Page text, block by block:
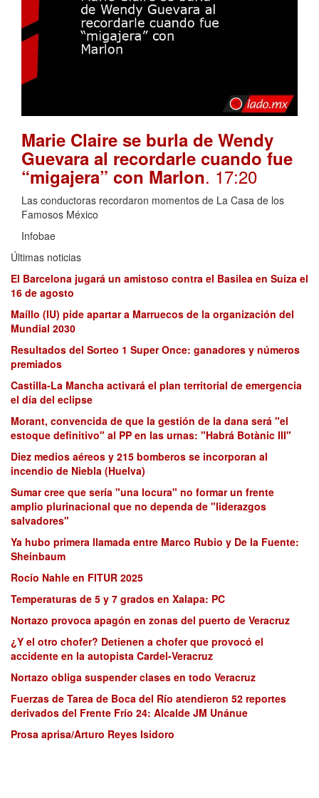
Marie Claire se burla de Wendy
Guevara al recordarle cuando fue
“migajera” con Marlon. 17:20
Las conductoras recordaron momentos de La Casa de los
Famosos México
Infobae
Últimas noticias
El Barcelona jugará un amistoso contra el Basilea en Suiza el
16 de agosto
Maíllo (IU) pide apartar a Marruecos de la organización del
Mundial 2030
Resultados del Sorteo 1 Super Once: ganadores y números
premiados
Castilla-La Mancha activará el plan territorial de emergencia
el día del eclipse
Morant, convencida de que la gestión de la dana será "el
estoque definitivo" al PP en las urnas: "Habrá Botànic III"
Diez medios aéreos y 215 bomberos se incorporan al
incendio de Niebla (Huelva)
Sumar cree que sería "una locura" no formar un frente
amplio plurinacional que no dependa de "liderazgos
salvadores"
Ya hubo primera llamada entre Marco Rubio y De la Fuente:
Sheinbaum
Rocío Nahle en FITUR 2025
Temperaturas de 5 y 7 grados en Xalapa: PC
Nortazo provoca apagón en zonas del puerto de Veracruz
¿Y el otro chofer? Detienen a chofer que provocó el
accidente en la autopista Cardel-Veracruz
Nortazo obliga suspender clases en todo Veracruz
Fuerzas de Tarea de Boca del Río atendieron 52 reportes
derivados del Frente Frío 24: Alcalde JM Unánue
Prosa aprisa/Arturo Reyes Isidoro